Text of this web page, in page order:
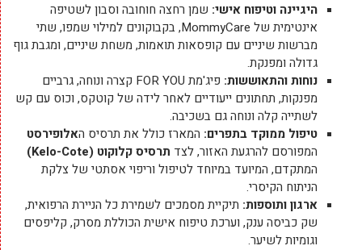
היגיינה וטיפוח אישי: שמן רחצה חוחובה וסבון לשטיפה
אינטימית של MommyCare, בקבוקונים למילוי שמפו, שתי
מברשות שיניים עם קופסאות תואמות, משחת שיניים, ומגבת גוף
גדולה ומפנקת.
נוחות והתאוששות:
פיג'מת FOR YOU קצרה ונוחה, גרביים
מפנקות, תחתונים ייעודיים לאחר לידה של קוטקס, וכוס עם קש
לשתייה קלה ונוחה גם בשכיבה.
טיפול ממוקד בתפרים: המארז כולל את תרסיס האלופירסט
המפורסם להרגעת האזור, לצד תרסיס קלוקוט (Kelo-Cote)
המתקדם, המיועד במיוחד לטיפול וריפוי אסתטי של צלקת
הניתוח הקיסרי.
ארגון ותוספות: תיקיית מסמכים לשמירת כל הניירת הרפואית,
שק כביסה ענק, וערכת טיפוח אישית הכוללת מסרק, קליפסים
וגומיות לשיער.